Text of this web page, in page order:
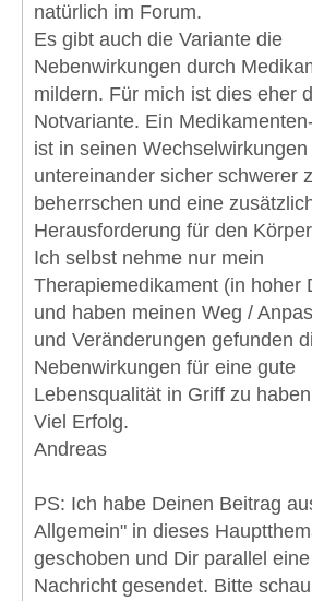
natürlich im Forum.
Es gibt auch die Variante die
Nebenwirkungen durch
mildern. Für mich ist dies eher
Notvariante. Ein
ist in seinen Wechselwirkungen
untereinander sicher schwerer
beherrschen und eine
Herausforderung für den
Ich selbst nehme nur mein
Therapiemedikament (in hoher
und haben meinen Weg /
und Veränderungen gefunden
Nebenwirkungen für eine gute
Lebensqualität in Griff zu
Viel Erfolg.
Andreas
PS: Ich habe Deinen Beitrag
Allgemein" in dieses
geschoben und Dir parallel
Nachricht gesendet. Bitte